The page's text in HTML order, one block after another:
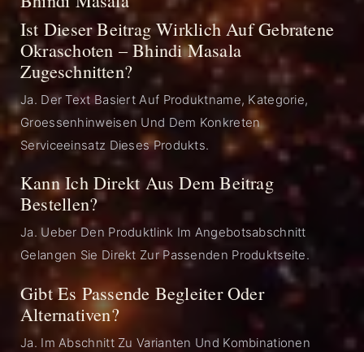
Ist Dieser Beitrag Wirklich Auf Gebratene
Okraschoten – Bhindi Masala
Zugeschnitten?
Ja. Der Text Basiert Auf Produktname, Kategorie,
Groessenhinweisen Und Dem Konkreten
Serviceeinsatz Dieses Produkts.
Kann Ich Direkt Aus Dem Beitrag
Bestellen?
Ja. Ueber Den Produktlink Im Angebotsabschnitt
Gelangen Sie Direkt Zur Passenden Produktseite.
Gibt Es Passende Begleiter Oder
Alternativen?
Ja. Im Abschnitt Zu Varianten Und Kombinationen